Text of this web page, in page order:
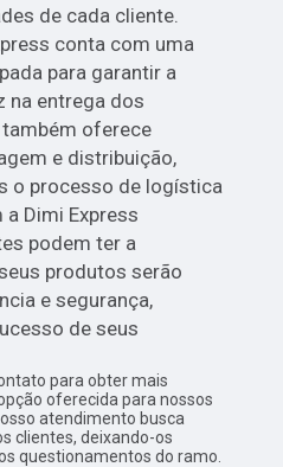
de cada cliente.
conta com uma
para garantir a
na entrega dos
oferece
e distribuição,
o processo de logística
Dimi Express
podem ter a
produtos serão
e segurança,
de seus
para obter mais
oferecida para nossos
atendimento busca
clientes, deixando-os
questionamentos do ramo.